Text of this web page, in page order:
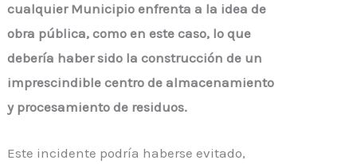
cualquier Municipio enfrenta a la idea de
obra pública, como en este caso, lo que
debería haber sido la construcción de un
imprescindible centro de almacenamiento
y procesamiento de residuos.
Este incidente podría haberse evitado,